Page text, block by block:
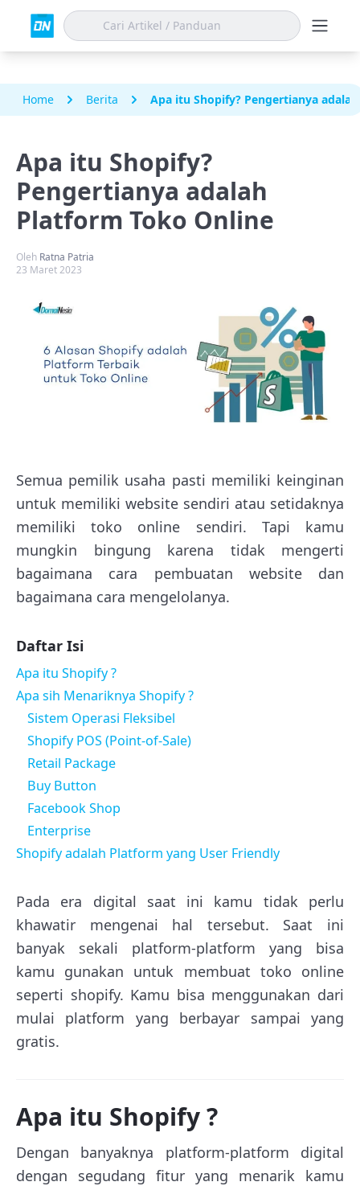
Home Berita Apa itu Shopify? Pengertianya
Apa itu Shopify?
Pengertianya adalah
Platform Toko Online
Oleh Ratna Patria
23 Maret 2023
Semua pemilik usaha pasti memiliki keinginan
untuk memiliki website sendiri atau setidaknya
memiliki toko online sendiri. Tapi kamu
mungkin bingung karena tidak mengerti
bagaimana cara pembuatan website dan
bagaimana cara mengelolanya.
Daftar Isi
Apa itu Shopify ?
Apa sih Menariknya Shopify ?
Sistem Operasi Fleksibel
Shopify POS (Point-of-Sale)
Retail Package
Buy Button
Facebook Shop
Enterprise
Shopify adalah Platform yang User Friendly
Pada era digital saat ini kamu tidak perlu
khawatir mengenai hal tersebut. Saat ini
banyak sekali platform-platform yang bisa
kamu gunakan untuk membuat toko online
seperti shopify. Kamu bisa menggunakan dari
mulai platform yang berbayar sampai yang
gratis.
Apa itu Shopify ?
Dengan banyaknya platform-platform digital
dengan segudang fitur yang menarik kamu